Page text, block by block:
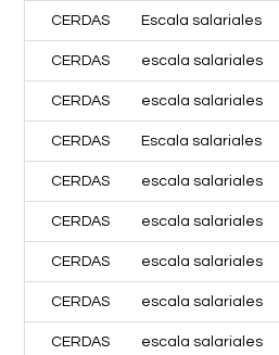
CERDAS Escala salariales
CERDAS escala salariales
CERDAS escala salariales
CERDAS Escala salariales
CERDAS escala salariales
CERDAS escala salariales
CERDAS escala salariales
CERDAS escala salariales
CERDAS escala salariales